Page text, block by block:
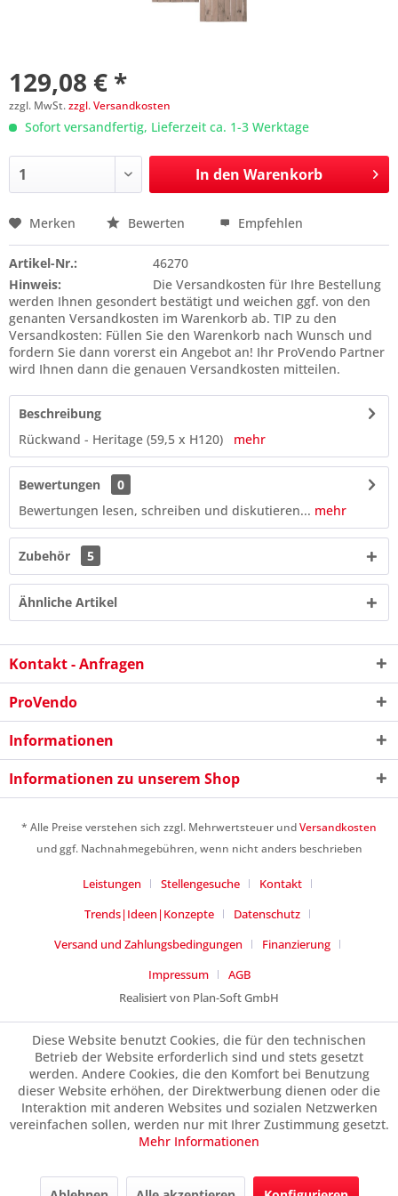
129,08 € *
zzgl. MwSt.zzgl. Versandkosten
Sofort versandfertig, Lieferzeit ca. 1-3 Werktage
In den Warenkorb
Preis anfragen
5 + 9 = ?
Ich habe dieDatenschutzerklärunggelesen,
verstanden und stimme zu. *
Mit * gekennzeichnete Felder sind Pflichtfelder.
Merken Bewerten Empfehlen
Artikel-Nr.:
46270
Hinweis:
Die Versandkosten für Ihre Bestellung
werden Ihnen gesondert bestätigt und weichen ggf. von den
genanten Versandkosten im Warenkorb ab. TIP zu den
Versandkosten: Füllen Sie den Warenkorb nach Wunsch und
fordern Sie dann vorerst ein Angebot an! Ihr ProVendo Partner
wird Ihnen dann die genauen Versandkosten mitteilen.
Beschreibung
Rückwand - Heritage (59,5 x H120) mehr
Bewertungen
0
Bewertungen lesen, schreiben und diskutieren... mehr
Zubehör 5
Ähnliche Artikel
Kontakt - Anfragen
ProVendo
Informationen
Informationen zu unserem Shop
* Alle Preise verstehen sich zzgl. Mehrwertsteuer undVersandkosten
und ggf. Nachnahmegebühren, wenn nicht anders beschrieben
Leistungen Stellengesuche
Kontakt
Trends|Ideen|Konzepte
Datenschutz
Versand und Zahlungsbedingungen
Finanzierung
Impressum
AGB
Realisiert von Plan-Soft GmbH
Diese Website benutzt Cookies, die für den technischen
Betrieb der Website erforderlich sind und stets gesetzt
werden. Andere Cookies, die den Komfort bei Benutzung
dieser Website erhöhen, der Direktwerbung dienen oder die
Interaktion mit anderen Websites und sozialen Netzwerken
vereinfachen sollen, werden nur mit Ihrer Zustimmung gesetzt.
Mehr Informationen